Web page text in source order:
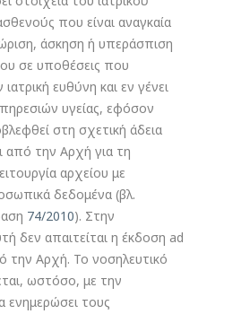
που είναι αναγκαία
άσκηση ή υπεράσπιση
σε υποθέσεις που
ευθύνη και εν γένει
υγείας, εφόσον
στη σχετική άδεια
από την Αρχή για τη
αρχείου με
δεδομένα (βλ.
74/2010). Στην
δεν απαιτείται η έκδοση ad
την Αρχή. Το νοσηλευτικό
ωστόσο, με την
τους